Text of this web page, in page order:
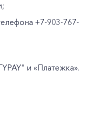
+7-903-767-
и «Платежка».